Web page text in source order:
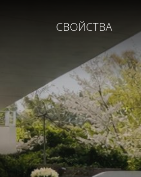
СВОЙСТВА
НЕДВИЖИМОСТЬ
УСЛУГИ
КОМПАНИЯ